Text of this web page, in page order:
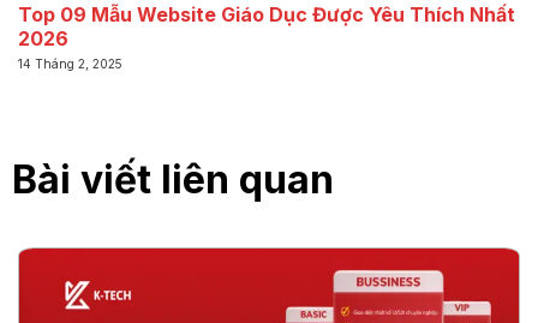
Top 09 Mẫu Website Giáo Dục Được Yêu Thích Nhất
2026
14 Tháng 2, 2025
Bài viết liên quan